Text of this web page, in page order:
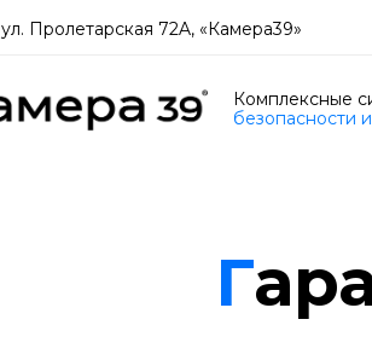
ул. Пролетарская 72A, «Камера39»
Комплексные
безопасности
Г